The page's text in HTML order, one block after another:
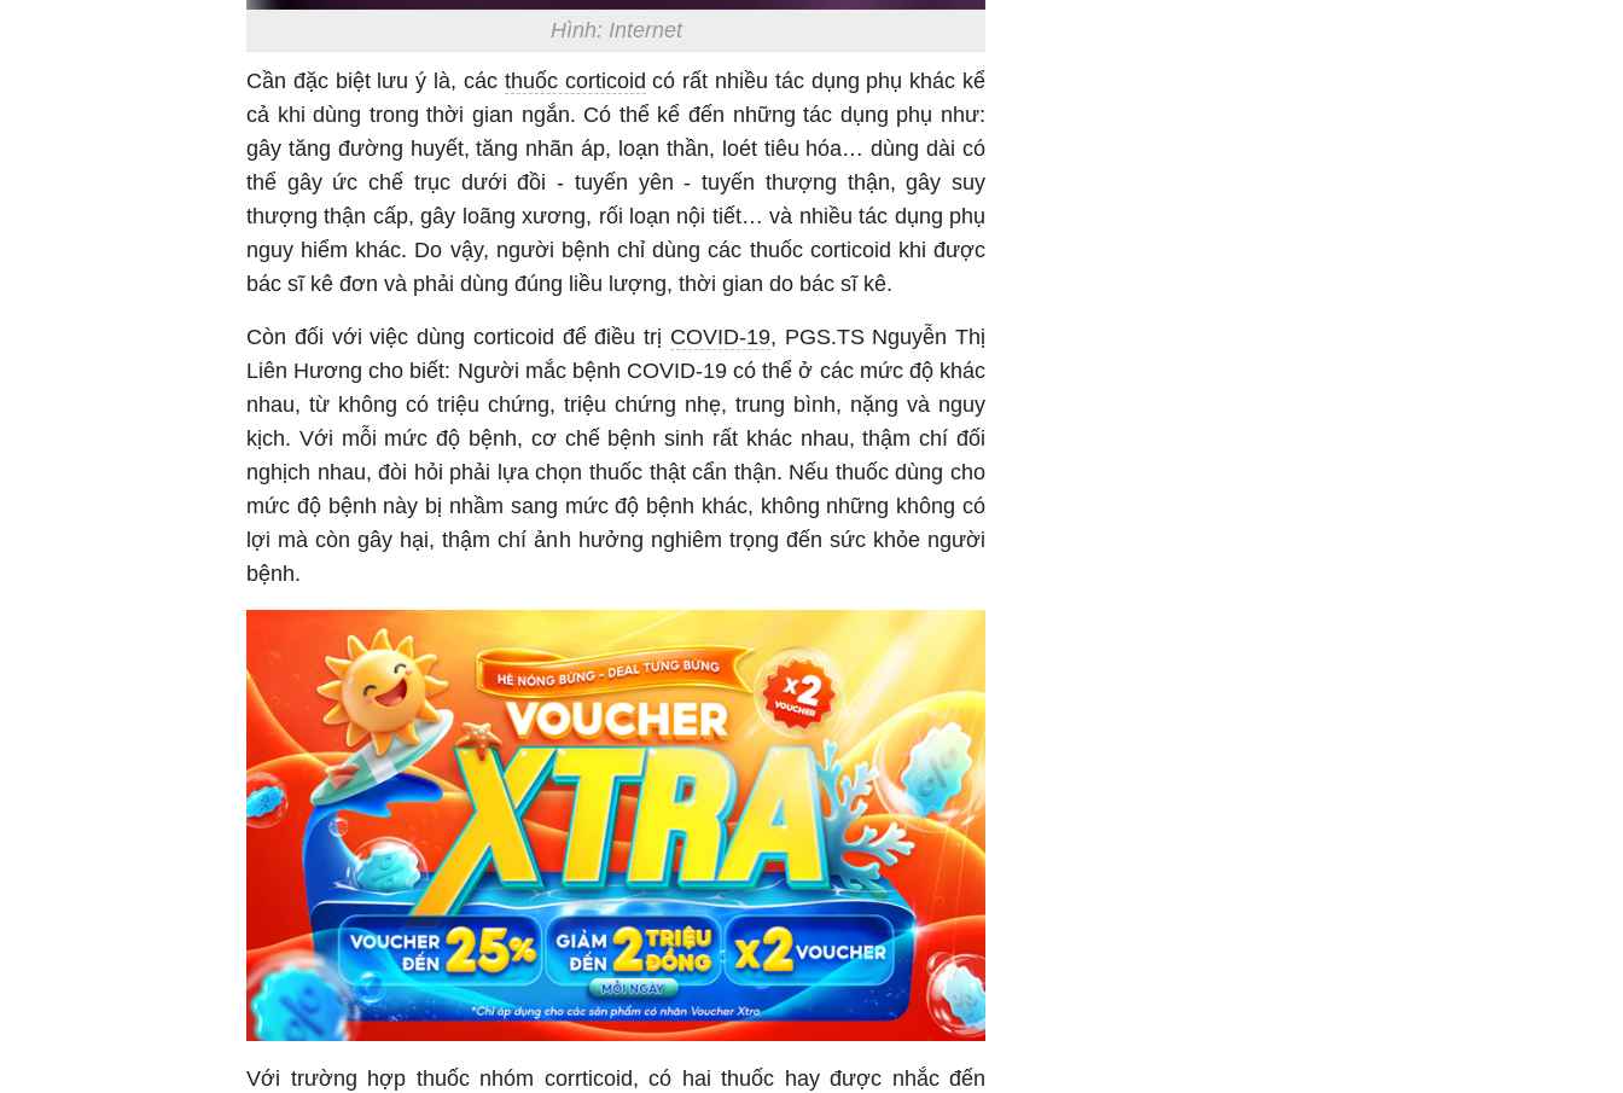
Hình: Internet
Cần đặc biệt lưu ý là, các thuốc corticoid có rất nhiều tác dụng phụ khác kể
cả khi dùng trong thời gian ngắn. Có thể kể đến những tác dụng phụ như:
gây tăng đường huyết, tăng nhãn áp, loạn thần, loét tiêu hóa… dùng dài có
thể gây ức chế trục dưới đồi - tuyến yên - tuyến thượng thận, gây suy
thượng thận cấp, gây loãng xương, rối loạn nội tiết… và nhiều tác dụng phụ
nguy hiểm khác. Do vậy, người bệnh chỉ dùng các thuốc corticoid khi được
bác sĩ kê đơn và phải dùng đúng liều lượng, thời gian do bác sĩ kê.
Còn đối với việc dùng corticoid để điều trị COVID-19, PGS.TS Nguyễn Thị
Liên Hương cho biết: Người mắc bệnh COVID-19 có thể ở các mức độ khác
nhau, từ không có triệu chứng, triệu chứng nhẹ, trung bình, nặng và nguy
kịch. Với mỗi mức độ bệnh, cơ chế bệnh sinh rất khác nhau, thậm chí đối
nghịch nhau, đòi hỏi phải lựa chọn thuốc thật cẩn thận. Nếu thuốc dùng cho
mức độ bệnh này bị nhầm sang mức độ bệnh khác, không những không có
lợi mà còn gây hại, thậm chí ảnh hưởng nghiêm trọng đến sức khỏe người
bệnh.
Với trường hợp thuốc nhóm corrticoid, có hai thuốc hay được nhắc đến